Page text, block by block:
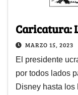
Caricatura:
MARZO 15, 2023
El presidente
por todos lados
Disney hasta los